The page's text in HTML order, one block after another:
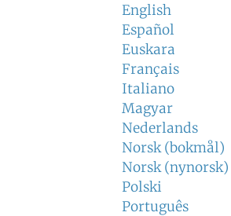
English
Español
Euskara
Français
Italiano
Magyar
Nederlands
Norsk (bokmål)
Norsk (nynorsk)
Polski
Português